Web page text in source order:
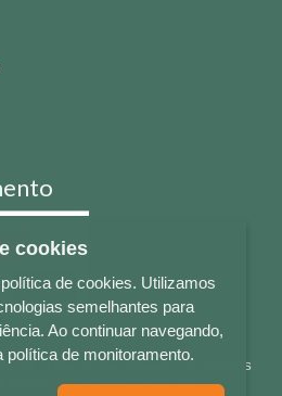
20 - Térreo Bourbon Shopping - AV. NAÇÕES
- - NOVO HAMBURGO - RS
cookies
de cookies. Utilizamos
semelhantes para
Ao continuar navegando,
política de monitoramento.